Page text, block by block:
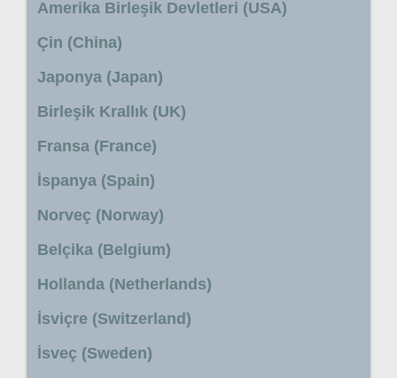
Amerika Birleşik Devletleri (USA)
Çin (China)
Japonya (Japan)
Birleşik Krallık (UK)
Fransa (France)
İspanya (Spain)
Norveç (Norway)
Belçika (Belgium)
Hollanda (Netherlands)
İsviçre (Switzerland)
İsveç (Sweden)